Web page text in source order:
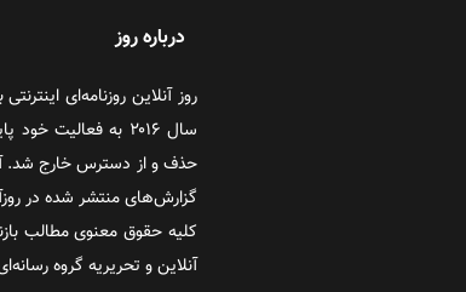
درباره روز
سال ۲۰۱۶ به
حذف و از دسترس خارج شد.
گزارش‌های منتشر شده در
کلیه حقوق معنوی مطالب
آنلاین و تحریریه گروه